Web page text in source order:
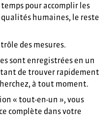
pour accomplir les
humaines, le reste
des mesures.
sont enregistrées en un
de trouver rapidement
à tout moment.
« tout-en-un », vous
complète dans votre
travail et des cours et le
vos activités, la solution de
long de votre quotidien.
vos processus changent :
sur notre logiciel
hautement flexible, nous
offrant toutes les
ou asynchrones, en
ou
tous les types
nous trouverons la